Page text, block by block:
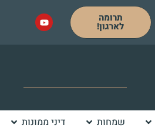
תרומה
לארגון!
שמחות דיני ממונות